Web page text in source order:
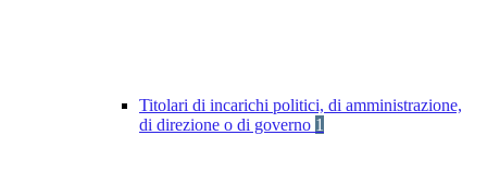
Titolari di incarichi politici, di amministrazione,
di direzione o di governo 1